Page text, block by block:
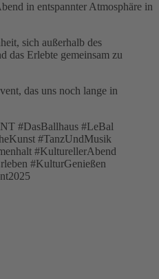
in entspannter Atmosphäre in
sich außerhalb des
das Erlebte gemeinsam zu
das uns noch lange in
#DasBallhaus #LeBal
#TanzUndMusik
#KulturellerAbend
#KulturGenießen